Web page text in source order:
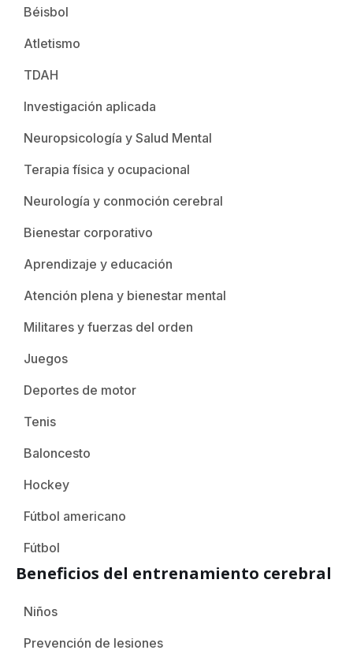
Béisbol
Atletismo
TDAH
Investigación aplicada
Neuropsicología y Salud Mental
Terapia física y ocupacional
Neurología y conmoción cerebral
Bienestar corporativo
Aprendizaje y educación
Atención plena y bienestar mental
Militares y fuerzas del orden
Juegos
Deportes de motor
Tenis
Baloncesto
Hockey
Fútbol americano
Fútbol
Beneficios del entrenamiento cerebral
Niños
Prevención de lesiones